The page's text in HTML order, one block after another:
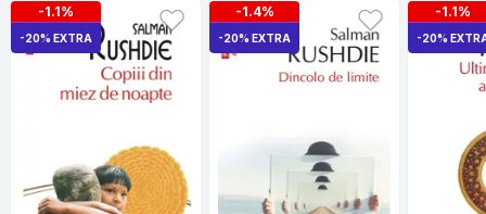
-1.1%
-20% EXTRA
-1.4%
-20% EXTRA
-1.1%
-20%